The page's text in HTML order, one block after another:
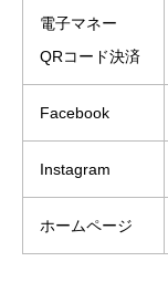
電子マネー
QRコード決済
Facebook
Instagram
ホームページ